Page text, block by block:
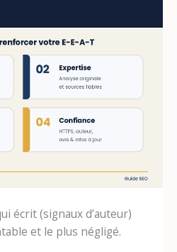
écrit (signaux d’auteur)
et le plus négligé.